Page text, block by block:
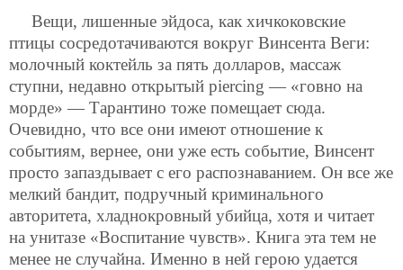
Вещи, лишенные эйдоса, как хичкоковские
птицы сосредотачиваются вокруг Винсента Веги:
молочный коктейль за пять долларов, массаж
ступни, недавно открытый piercing — «говно на
морде» — Тарантино тоже помещает сюда.
Очевидно, что все они имеют отношение к
событиям, вернее, они уже есть событие, Винсент
просто запаздывает с его распознаванием. Он все же
мелкий бандит, подручный криминального
авторитета, хладнокровный убийца, хотя и читает
на унитазе «Воспитание чувств». Книга эта тем не
менее не случайна. Именно в ней герою удается